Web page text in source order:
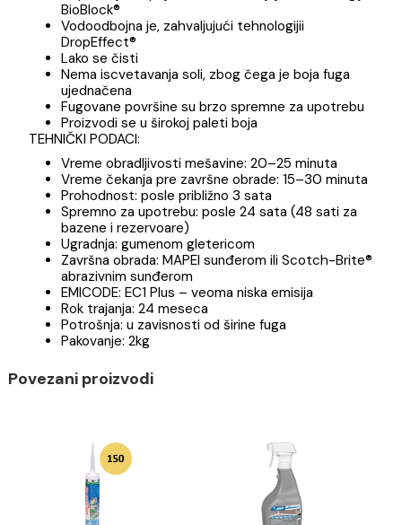
Poboljšana, brzovezujuća i brzosušeća, polimer-
modifikovana, vodoodbojna (DropEffect®) masa
za fugovanje, otporna na pojavu buđi
iscvetavanje soli, bez portland cementa, za fuge
širine od 2 mm do 20 mm
PREDNOSTI:
Otporna je na pojavu buđi, zahvaljujući
BioBlock®
Vodoodbojna je, zahvaljujući tehnologijii
DropEffect®
Lako se čisti
Nema iscvetavanja soli, zbog čega je boja fuga
ujednačena
Fugovane površine su brzo spremne za
Proizvodi se u širokoj paleti boja
TEHNIČKI PODACI:
Vreme obradljivosti mešavine: 20–25 minuta
Vreme čekanja pre završne obrade: 15–30
Prohodnost: posle približno 3 sata
Spremno za upotrebu: posle 24 sata (48 sati za
bazene i rezervoare)
abrazivnim sunđerom
EMICODE: EC1 Plus – veoma niska emisija
Rok trajanja: 24 meseca
Potrošnja: u zavisnosti od širine fuga
Pakovanje: 2kg